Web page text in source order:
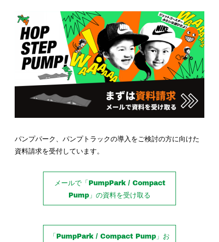
パンプパーク、パンプトラックの導入をご検討の方に向けた
資料請求を受付しています。
メールで「PumpPark / Compact
Pump」の資料を受け取る
「PumpPark / Compact Pump」お